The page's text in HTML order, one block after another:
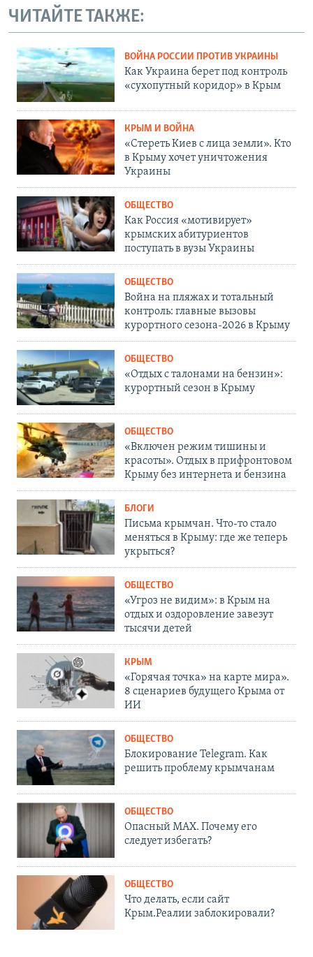
ЧИТАЙТЕ ТАКЖЕ:
ВОЙНА РОССИИ ПРОТИВ УКРАИНЫ
Как Украина берет под контроль
«сухопутный коридор» в Крым
КРЫМ И ВОЙНА
«Стереть Киев с лица земли». Кто
в Крыму хочет уничтожения
Украины
ОБЩЕСТВО
Как Россия «мотивирует»
крымских абитуриентов
поступать в вузы Украины
ОБЩЕСТВО
Война на пляжах и тотальный
контроль: главные вызовы
курортного сезона-2026 в Крыму
ОБЩЕСТВО
«Отдых с талонами на бензин»:
курортный сезон в Крыму
ОБЩЕСТВО
«Включен режим тишины и
красоты». Отдых в прифронтовом
Крыму без интернета и бензина
БЛОГИ
Письма крымчан. Что-то стало
меняться в Крыму: где же теперь
укрыться?
ОБЩЕСТВО
«Угроз не видим»: в Крым на
отдых и оздоровление завезут
тысячи детей
КРЫМ
«Горячая точка» на карте мира».
8 сценариев будущего Крыма от
ИИ
ОБЩЕСТВО
Блокирование Telegram. Как
решить проблему крымчанам
ОБЩЕСТВО
Опасный MAX. Почему его
следует избегать?
ОБЩЕСТВО
Что делать, если сайт
Крым.Реалии заблокировали?